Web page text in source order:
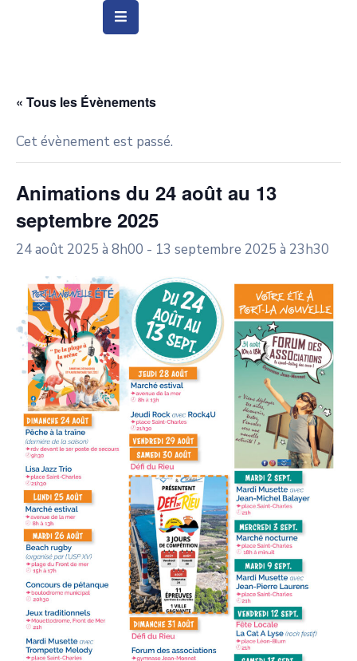
Vie
Social
Education
Arts
Culture
« Tous les Évènements
Cet évènement est passé.
Animations du 24 août au 13
septembre 2025
24 août 2025 à 8h00 - 13 septembre 2025 à 23h30